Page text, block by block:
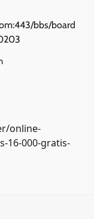
bbs/board
online-
16-000-gratis-